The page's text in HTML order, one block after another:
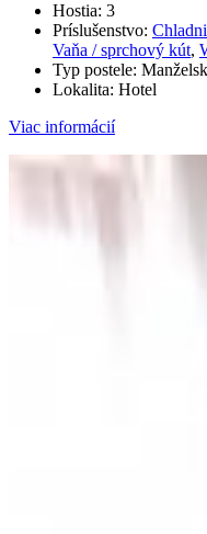
Hostia: 3
Príslušenstvo:
Vaňa / sprchový kút,
Typ postele:
Lokalita: Hotel
Viac informácií